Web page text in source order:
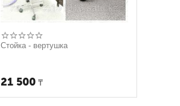
Стойка - вертушка
21 500 ₸